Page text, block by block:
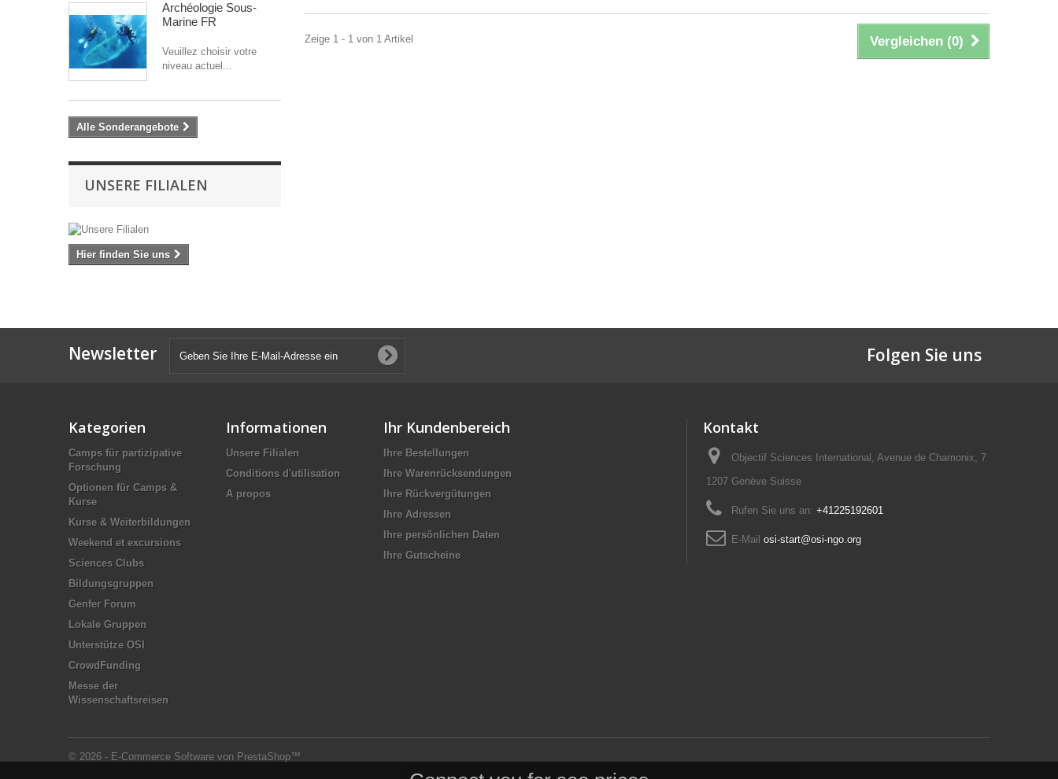
Archéologie Sous-
Marine FR
Veuillez choisir votre
niveau actuel...
Alle Sonderangebote
UNSERE FILIALEN
Hier finden Sie uns
Vergleichen (0)
Zeige 1 - 1 von 1 Artikel
Newsletter Folgen Sie uns
Kategorien
Camps für partizipative
Forschung
Optionen für Camps &
Kurse
Kurse & Weiterbildungen
Weekend et excursions
Sciences Clubs
Bildungsgruppen
Genfer Forum
Lokale Gruppen
Unterstütze OSI
CrowdFunding
Messe der
Wissenschaftsreisen
Informationen
Unsere Filialen
Conditions d'utilisation
A propos
© 2026 - E-Commerce Software von PrestaShop™
Ihr Kundenbereich
Ihre Bestellungen
Ihre Warenrücksendungen
Ihre Rückvergütungen
Ihre Adressen
Ihre persönlichen Daten
Ihre Gutscheine
Kontakt
Objectif Sciences International, Avenue de Chamonix, 7
1207 Genève Suisse
Rufen Sie uns an: +41225192601
E-Mail osi-start@osi-ngo.org